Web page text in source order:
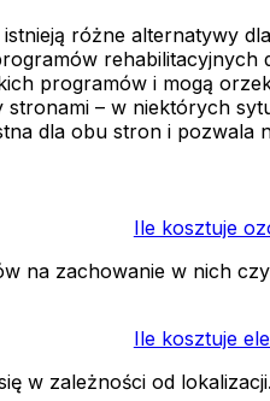
różne alternatywy
programów i mogą
– w niektórych
dla obu stron i
Ile kosztuje
na zachowanie w nich
Ile kosztuje
w zależności od